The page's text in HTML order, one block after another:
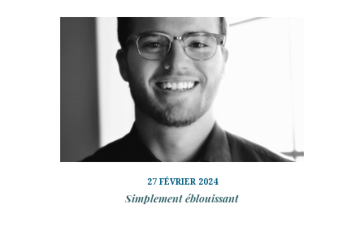
27 FÉVRIER 2024
Simplement éblouissant